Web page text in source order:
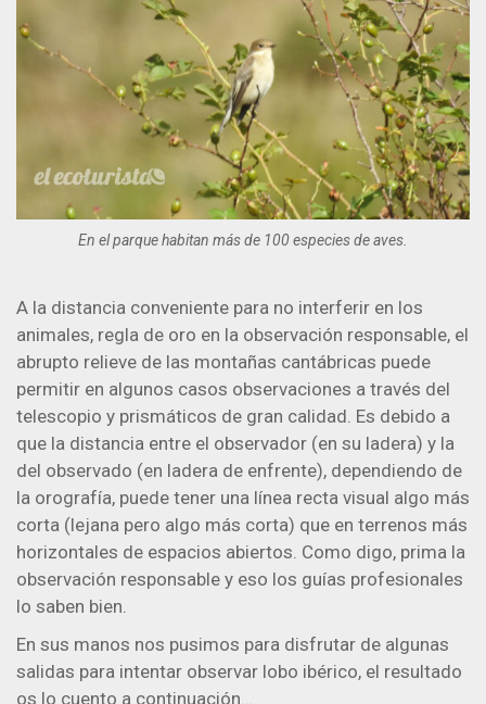
En el parque habitan más de 100 especies de aves.
A la distancia conveniente para no interferir en los
animales, regla de oro en la observación responsable, el
abrupto relieve de las montañas cantábricas puede
permitir en algunos casos observaciones a través del
telescopio y prismáticos de gran calidad. Es debido a
que la distancia entre el observador (en su ladera) y la
del observado (en ladera de enfrente), dependiendo de
la orografía, puede tener una línea recta visual algo más
corta (lejana pero algo más corta) que en terrenos más
horizontales de espacios abiertos. Como digo, prima la
observación responsable y eso los guías profesionales
lo saben bien.
En sus manos nos pusimos para disfrutar de algunas
salidas para intentar observar lobo ibérico, el resultado
os lo cuento a continuación…